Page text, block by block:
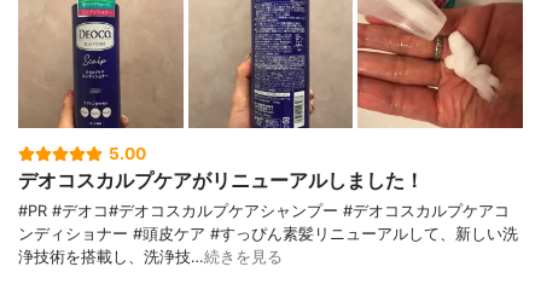
5.00
デオコスカルプケアがリニューアルしました！
#PR #デオコ#デオコスカルプケアシャンプー #デオコスカルプケアコ
ンディショナー #頭皮ケア #すっぴん素髪リニューアルして、新しい洗
浄技術を搭載し、洗浄技…続きを見る